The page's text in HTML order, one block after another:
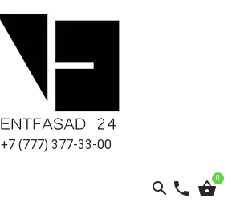
+7 (777) 377-33-00
0